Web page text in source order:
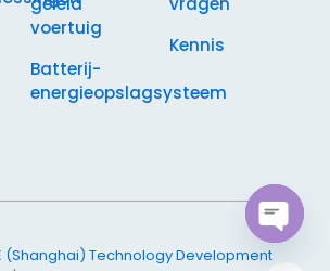
voertuig
Batterij-
energieopslagsysteem
Kennis
(Shanghai) Technology Development